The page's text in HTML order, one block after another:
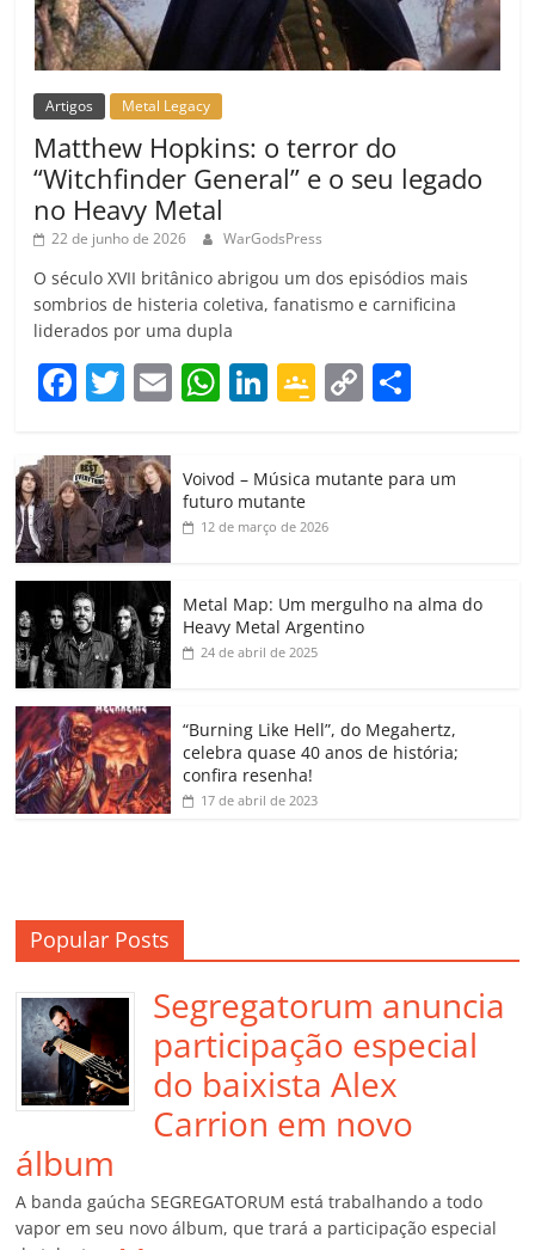
Artigos Metal Legacy
Matthew Hopkins: o terror do
“Witchfinder General” e o seu legado
no Heavy Metal
22 de junho de 2026 WarGodsPress
O século XVII britânico abrigou um dos episódios mais
sombrios de histeria coletiva, fanatismo e carnificina
liderados por uma dupla
F
c
e
b
o
o
k
T
itt
er
E
ai
W
at
s
A
p
Li
k
e
dI
G
gl
e
a
ss
o
m
C
y
k
p
h
Voivod – Música mutante para um
futuro mutante
12 de março de 2026
Metal Map: Um mergulho na alma do
Heavy Metal Argentino
24 de abril de 2025
“Burning Like Hell”, do Megahertz,
celebra quase 40 anos de história;
confira resenha!
17 de abril de 2023
Popular Posts
Segregatorum anuncia
participação especial
do baixista Alex
Carrion em novo
álbum
A banda gaúcha SEGREGATORUM está trabalhando a todo
vapor em seu novo álbum, que trará a participação especial